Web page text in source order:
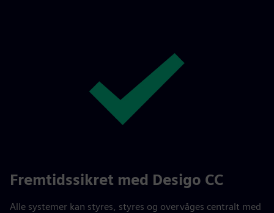
Fremtidssikret med Desigo CC
Alle systemer kan styres, styres og overvåges centralt med